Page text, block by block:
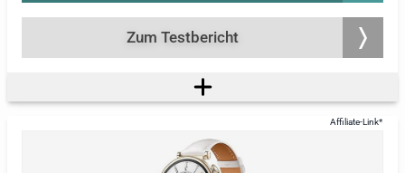
Zum Testbericht